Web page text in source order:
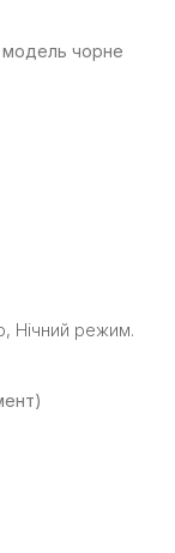
модель чорне
Нічний режим.